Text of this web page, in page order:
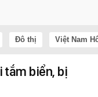
Đô thị Việt Nam
tắm biển, bị